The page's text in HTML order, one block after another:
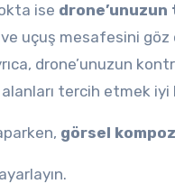
ise
uçuş mesafesini göz
drone’unuzun
tercih etmek iyi
görsel